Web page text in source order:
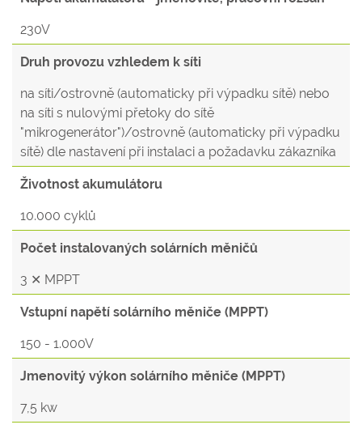
230V
Druh provozu vzhledem k síti
na síti/ostrovně (automaticky při výpadku sítě) nebo
na síti s nulovými přetoky do sítě
"mikrogenerátor")/ostrovně (automaticky při výpadku
sítě) dle nastavení při instalaci a požadavku zákazníka
Životnost akumulátoru
10.000 cyklů
Počet instalovaných solárních měničů
3 ✕ MPPT
Vstupní napětí solárního měniče (MPPT)
150 - 1.000V
Jmenovitý výkon solárního měniče (MPPT)
7,5 kw